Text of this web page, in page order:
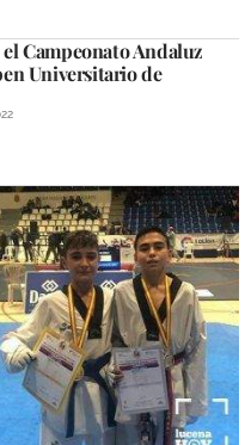
Campeonato Andaluz
Universitario de